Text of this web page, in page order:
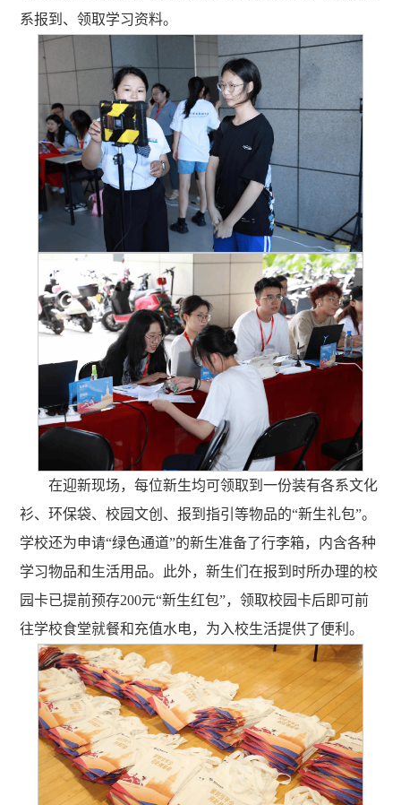
系报到、领取学习资料。
在迎新现场，每位新生均可领取到一份装有各系文化
衫、环保袋、校园文创、报到指引等物品的“新生礼包”。
学校还为申请“绿色通道”的新生准备了行李箱，内含各种
学习物品和生活用品。此外，新生们在报到时所办理的校
园卡已提前预存200元“新生红包”，领取校园卡后即可前
往学校食堂就餐和充值水电，为入校生活提供了便利。